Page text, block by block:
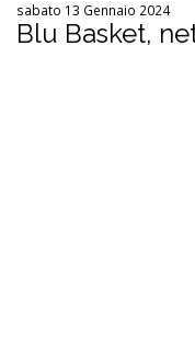
sabato 13 Gennaio 2024
Blu Basket,